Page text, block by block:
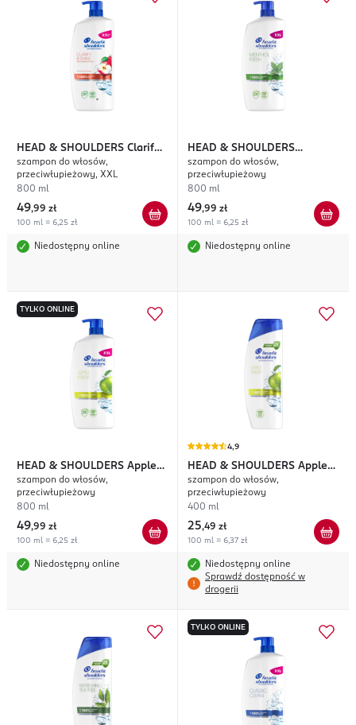
HEAD & SHOULDERS Clarify
& Shine
szampon do włosów,
przeciwłupieżowy, XXL
800 ml
49,99 zł
100 ml = 6,25 zł
Niedostępny online
HEAD & SHOULDERS
Menthol Fresh
szampon do włosów,
przeciwłupieżowy
800 ml
49,99 zł
100 ml = 6,25 zł
Niedostępny online
TYLKO ONLINE
HEAD & SHOULDERS Apple
Fresh
szampon do włosów,
przeciwłupieżowy
800 ml
49,99 zł
100 ml = 6,25 zł
Niedostępny online
4,9
HEAD & SHOULDERS Apple
Fresh
szampon do włosów,
przeciwłupieżowy
400 ml
25,49 zł
100 ml = 6,37 zł
Niedostępny online
Sprawdź dostępność w
drogerii
TYLKO ONLINE